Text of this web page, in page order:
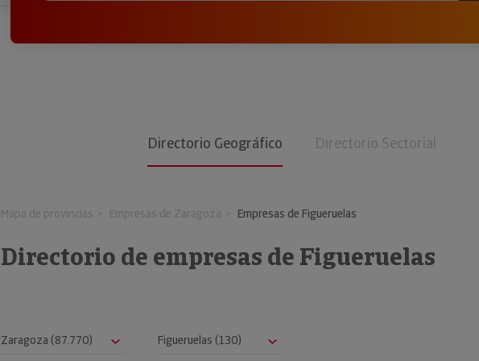
Directorio Geográfico Directorio Sectorial
Mapa de provincias Empresas de Zaragoza Empresas de Figueruelas
Directorio de empresas de Figueruelas